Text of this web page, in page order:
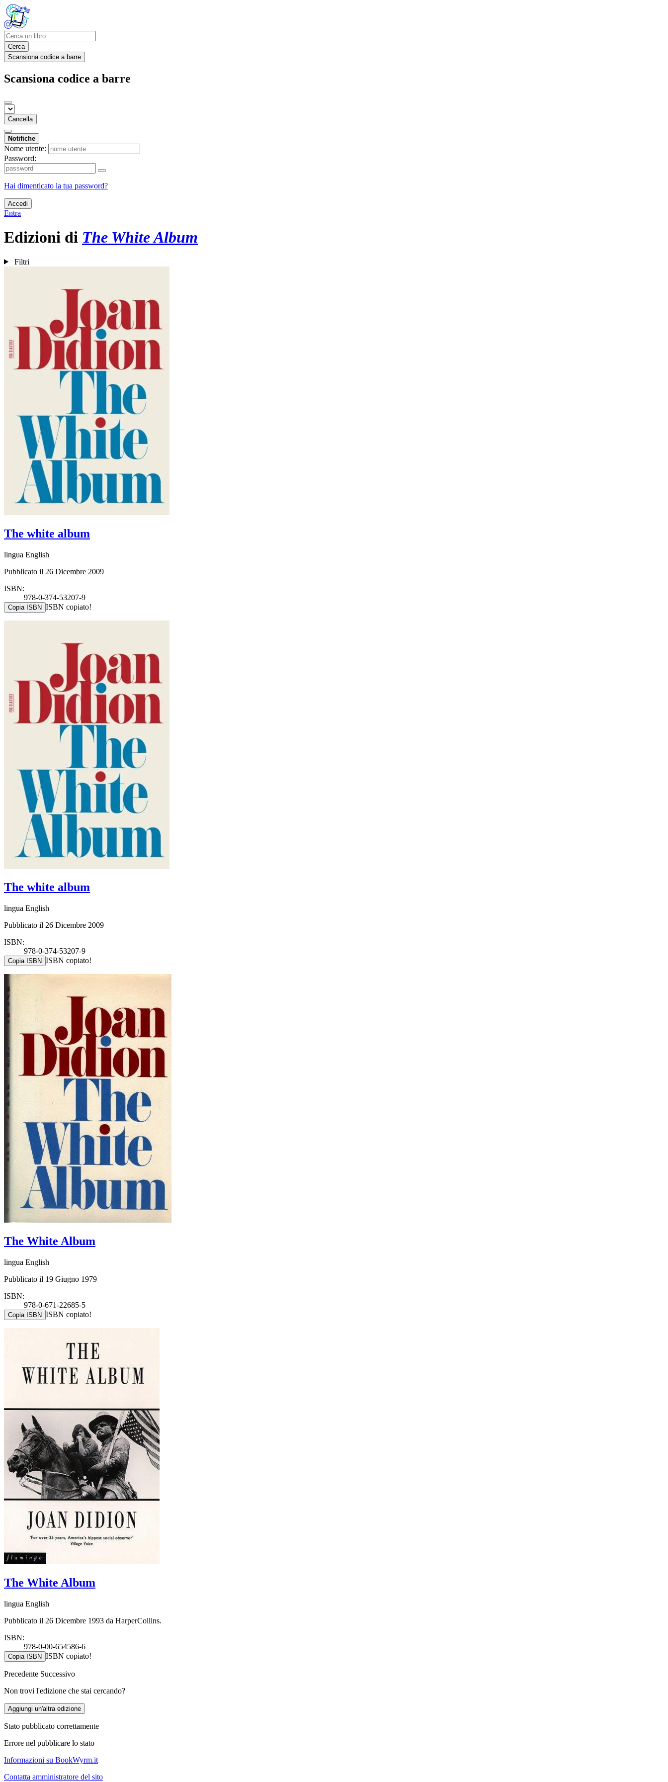
Cerca
Scansiona codice a barre
Scansiona codice a barre
Cancella
Notifiche
Nome utente:
Password:
Hai dimenticato la tua password?
Accedi
Entra
Edizioni di The White Album
Filtri
The white album
lingua English
Pubblicato il 26 Dicembre 2009
ISBN:
978-0-374-53207-9
Copia ISBN ISBN copiato!
The white album
lingua English
Pubblicato il 26 Dicembre 2009
ISBN:
978-0-374-53207-9
Copia ISBN ISBN copiato!
The White Album
lingua English
Pubblicato il 19 Giugno 1979
ISBN:
978-0-671-22685-5
Copia ISBN ISBN copiato!
The White Album
lingua English
Pubblicato il 26 Dicembre 1993 da HarperCollins.
ISBN:
978-0-00-654586-6
Copia ISBN ISBN copiato!
Precedente Successivo
Non trovi l'edizione che stai cercando?
Aggiungi un'altra edizione
Stato pubblicato correttamente
Errore nel pubblicare lo stato
Informazioni su BookWyrm.it
Contatta amministratore del sito